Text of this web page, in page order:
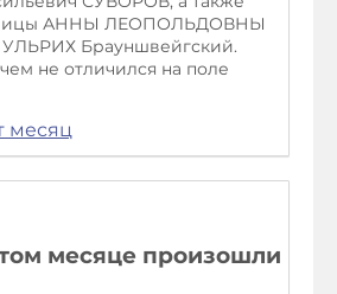
АННЫ ЛЕОПОЛЬДОВНЫ
Брауншвейгский.
не отличился на поле
месяц
месяце произошли